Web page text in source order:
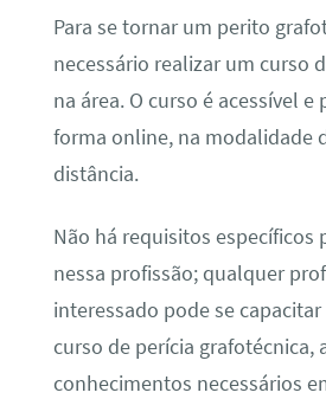
Para se tornar um perito
necessário realizar um curso
na área. O curso é acessível
forma online, na modalidade
distância.
Não há requisitos específicos
nessa profissão; qualquer
interessado pode se
curso de perícia grafotécnica,
conhecimentos necessários